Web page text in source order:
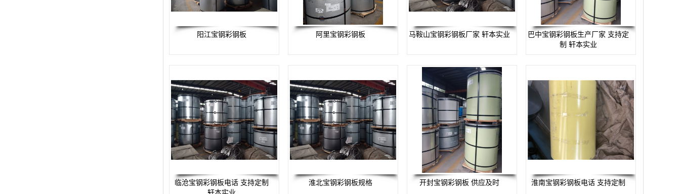
阳江宝钢彩钢板 阿里宝钢彩钢板 马鞍山宝钢彩钢板厂家 轩本实业
巴中宝钢彩钢板生产厂家 支持定
制 轩本实业
临沧宝钢彩钢板电话 支持定制
淮北宝钢彩钢板规格 开封宝钢彩钢板 供应及时 淮南宝钢彩钢板电话 支持定制